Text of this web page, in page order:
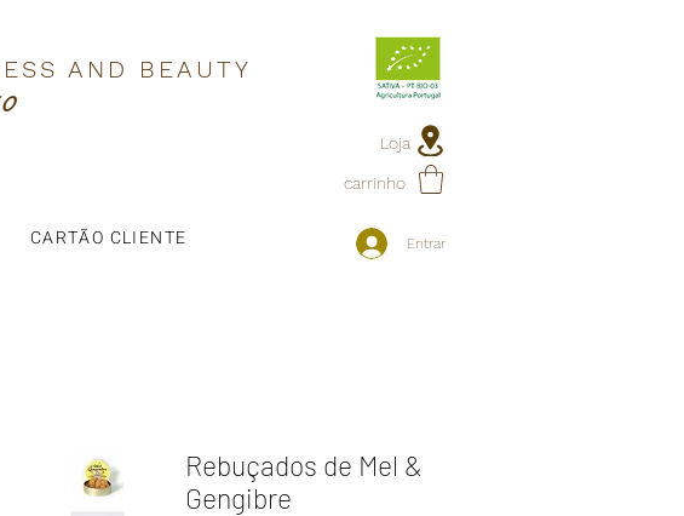
AND BEAUTY
Loja
carrinho
CARTÃO CLIENTE Entrar
Rebuçados de Mel &
Gengibre